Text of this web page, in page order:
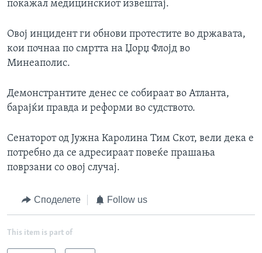
покажал медицинскиот извештај.
Овој инцидент ги обнови протестите во државата,
кои почнаа по смртта на Џорџ Флојд во
Минеаполис.
Демонстрантите денес се собираат во Атланта,
барајќи правда и реформи во судството.
Сенаторот од Јужна Каролина Тим Скот, вели дека е
потребно да се адресираат повеќе прашања
поврзани со овој случај.
Споделете Follow us
This item is part of